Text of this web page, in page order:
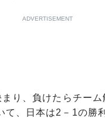
ADVERTISEMENT
り、負けたらチーム
て、日本は2－1の勝